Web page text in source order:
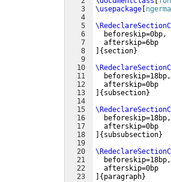
3
4
5
6
7
8
9
10
11
12
13
14
15
16
17
18
19
20
21
22
23
\usepackage
  beforeskip=0bp,
  afterskip=6bp
{ section}
  beforeskip=18bp,
  afterskip=0bp
{ subsection}
  beforeskip=18bp,
  afterskip=0bp
{ subsubsection}
  beforeskip=18bp,
  afterskip=0bp
{ paragraph}